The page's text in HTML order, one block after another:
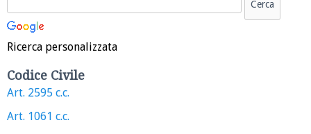
Ricerca personalizzata
Codice Civile
Art. 2595 c.c.
Art. 1061 c.c.